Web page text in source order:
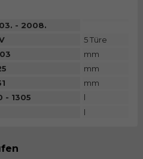
- 2008.
5 Türe
mm
mm
mm
- 1305
l
l